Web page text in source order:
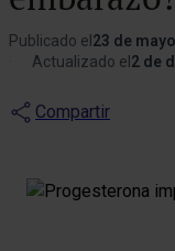
Publicado el 23 de
Actualizado el 2 de
Compartir